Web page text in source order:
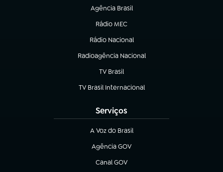
Agência Brasil
(abre em nova aba)
Rádio MEC
(abre em nova aba)
Rádio Nacional
Radioagência Nacional
(abre em nova aba)
TV Brasil
(abre em nova aba)
TV Brasil Internacional
(abre em nova aba)
Serviços
A Voz do Brasil
(abre em nova aba)
Agência GOV
(abre em nova aba)
Canal GOV
(abre em nova aba)